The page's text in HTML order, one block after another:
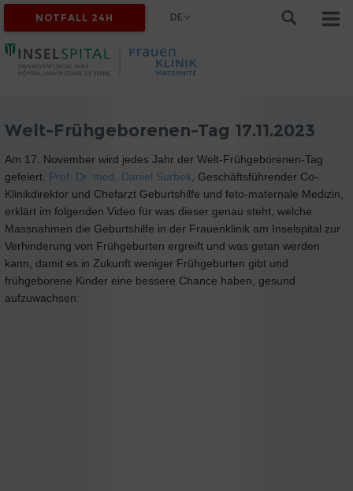
NOTFALL 24H DE
Welt-Frühgeborenen-Tag 17.11.2023
Am 17. November wird jedes Jahr der Welt-Frühgeborenen-Tag
gefeiert. Prof. Dr. med. Daniel Surbek , Geschäftsführender Co-
Klinikdirektor und Chefarzt Geburtshilfe und feto-maternale Medizin,
erklärt im folgenden Video für was dieser genau steht, welche
Massnahmen die Geburtshilfe in der Frauenklinik am Inselspital zur
Verhinderung von Frühgeburten ergreift und was getan werden
kann, damit es in Zukunft weniger Frühgeburten gibt und
frühgeborene Kinder eine bessere Chance haben, gesund
aufzuwachsen: